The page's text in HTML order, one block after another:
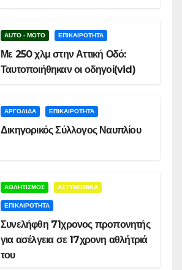
AUTO - MOTO ΕΠΙΚΑΙΡΟΤΗΤΑ
Με 250 χλμ στην Αττική Οδό:
Ταυτοποιήθηκαν οι οδηγοί(vid)
ΑΡΓΟΛΙΔΑ ΕΠΙΚΑΙΡΟΤΗΤΑ
Δικηγορικός Σύλλογος Ναυπλίου
ΑΘΛΗΤΙΣΜΟΣ ΑΣΤΥΝΟΜΙΚΑ
ΕΠΙΚΑΙΡΟΤΗΤΑ
Συνελήφθη 71χρονος προπονητής
για ασέλγεια σε 17χρονη αθλήτριά
του